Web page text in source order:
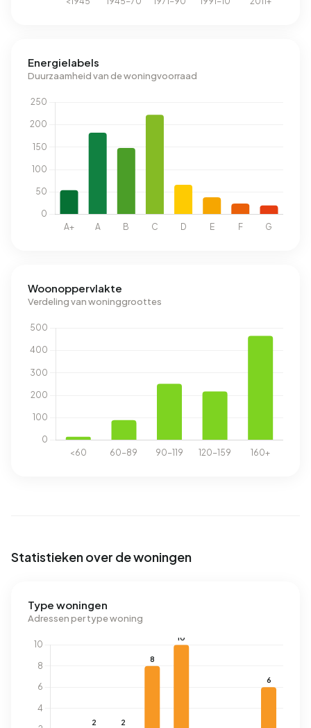
Energielabels
Duurzaamheid van de woningvoorraad
Woonoppervlakte
Verdeling van woninggroottes
Statistieken over de woningen
Type woningen
Adressen per type woning